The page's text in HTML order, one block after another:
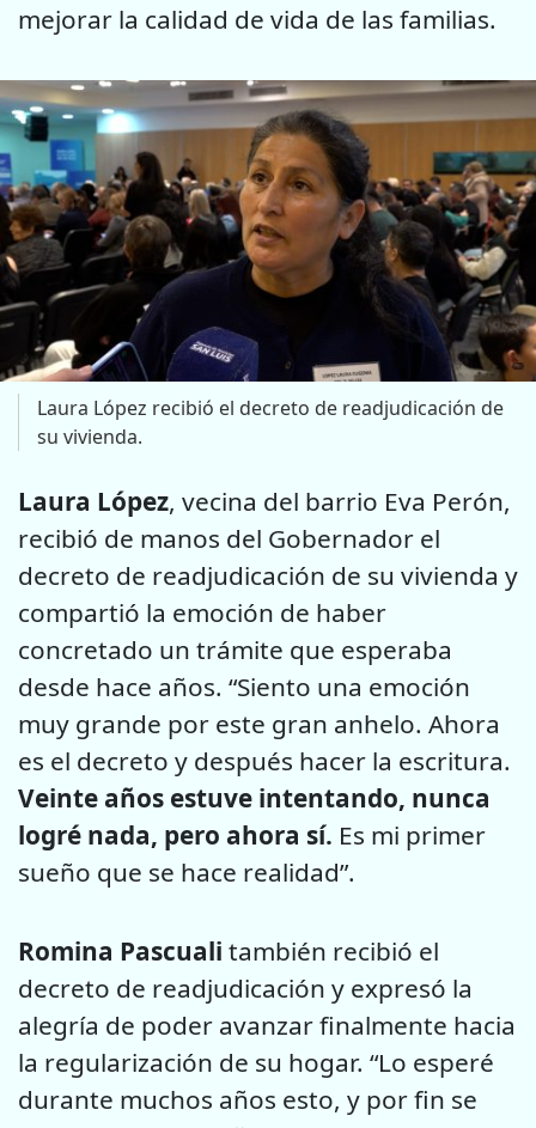
mejorar la calidad de vida de las familias.
Laura López recibió el decreto de readjudicación de
su vivienda.
Laura López, vecina del barrio Eva Perón,
recibió de manos del Gobernador el
decreto de readjudicación de su vivienda y
compartió la emoción de haber
concretado un trámite que esperaba
desde hace años. “Siento una emoción
muy grande por este gran anhelo. Ahora
es el decreto y después hacer la escritura.
Veinte años estuve intentando, nunca
logré nada, pero ahora sí. Es mi primer
sueño que se hace realidad”.
Romina Pascuali también recibió el
decreto de readjudicación y expresó la
alegría de poder avanzar finalmente hacia
la regularización de su hogar. “Lo esperé
durante muchos años esto, y por fin se